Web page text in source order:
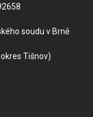
soudu v Brně
Tišnov)